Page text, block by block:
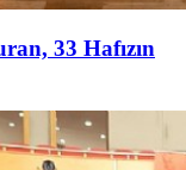
33 Hafızın